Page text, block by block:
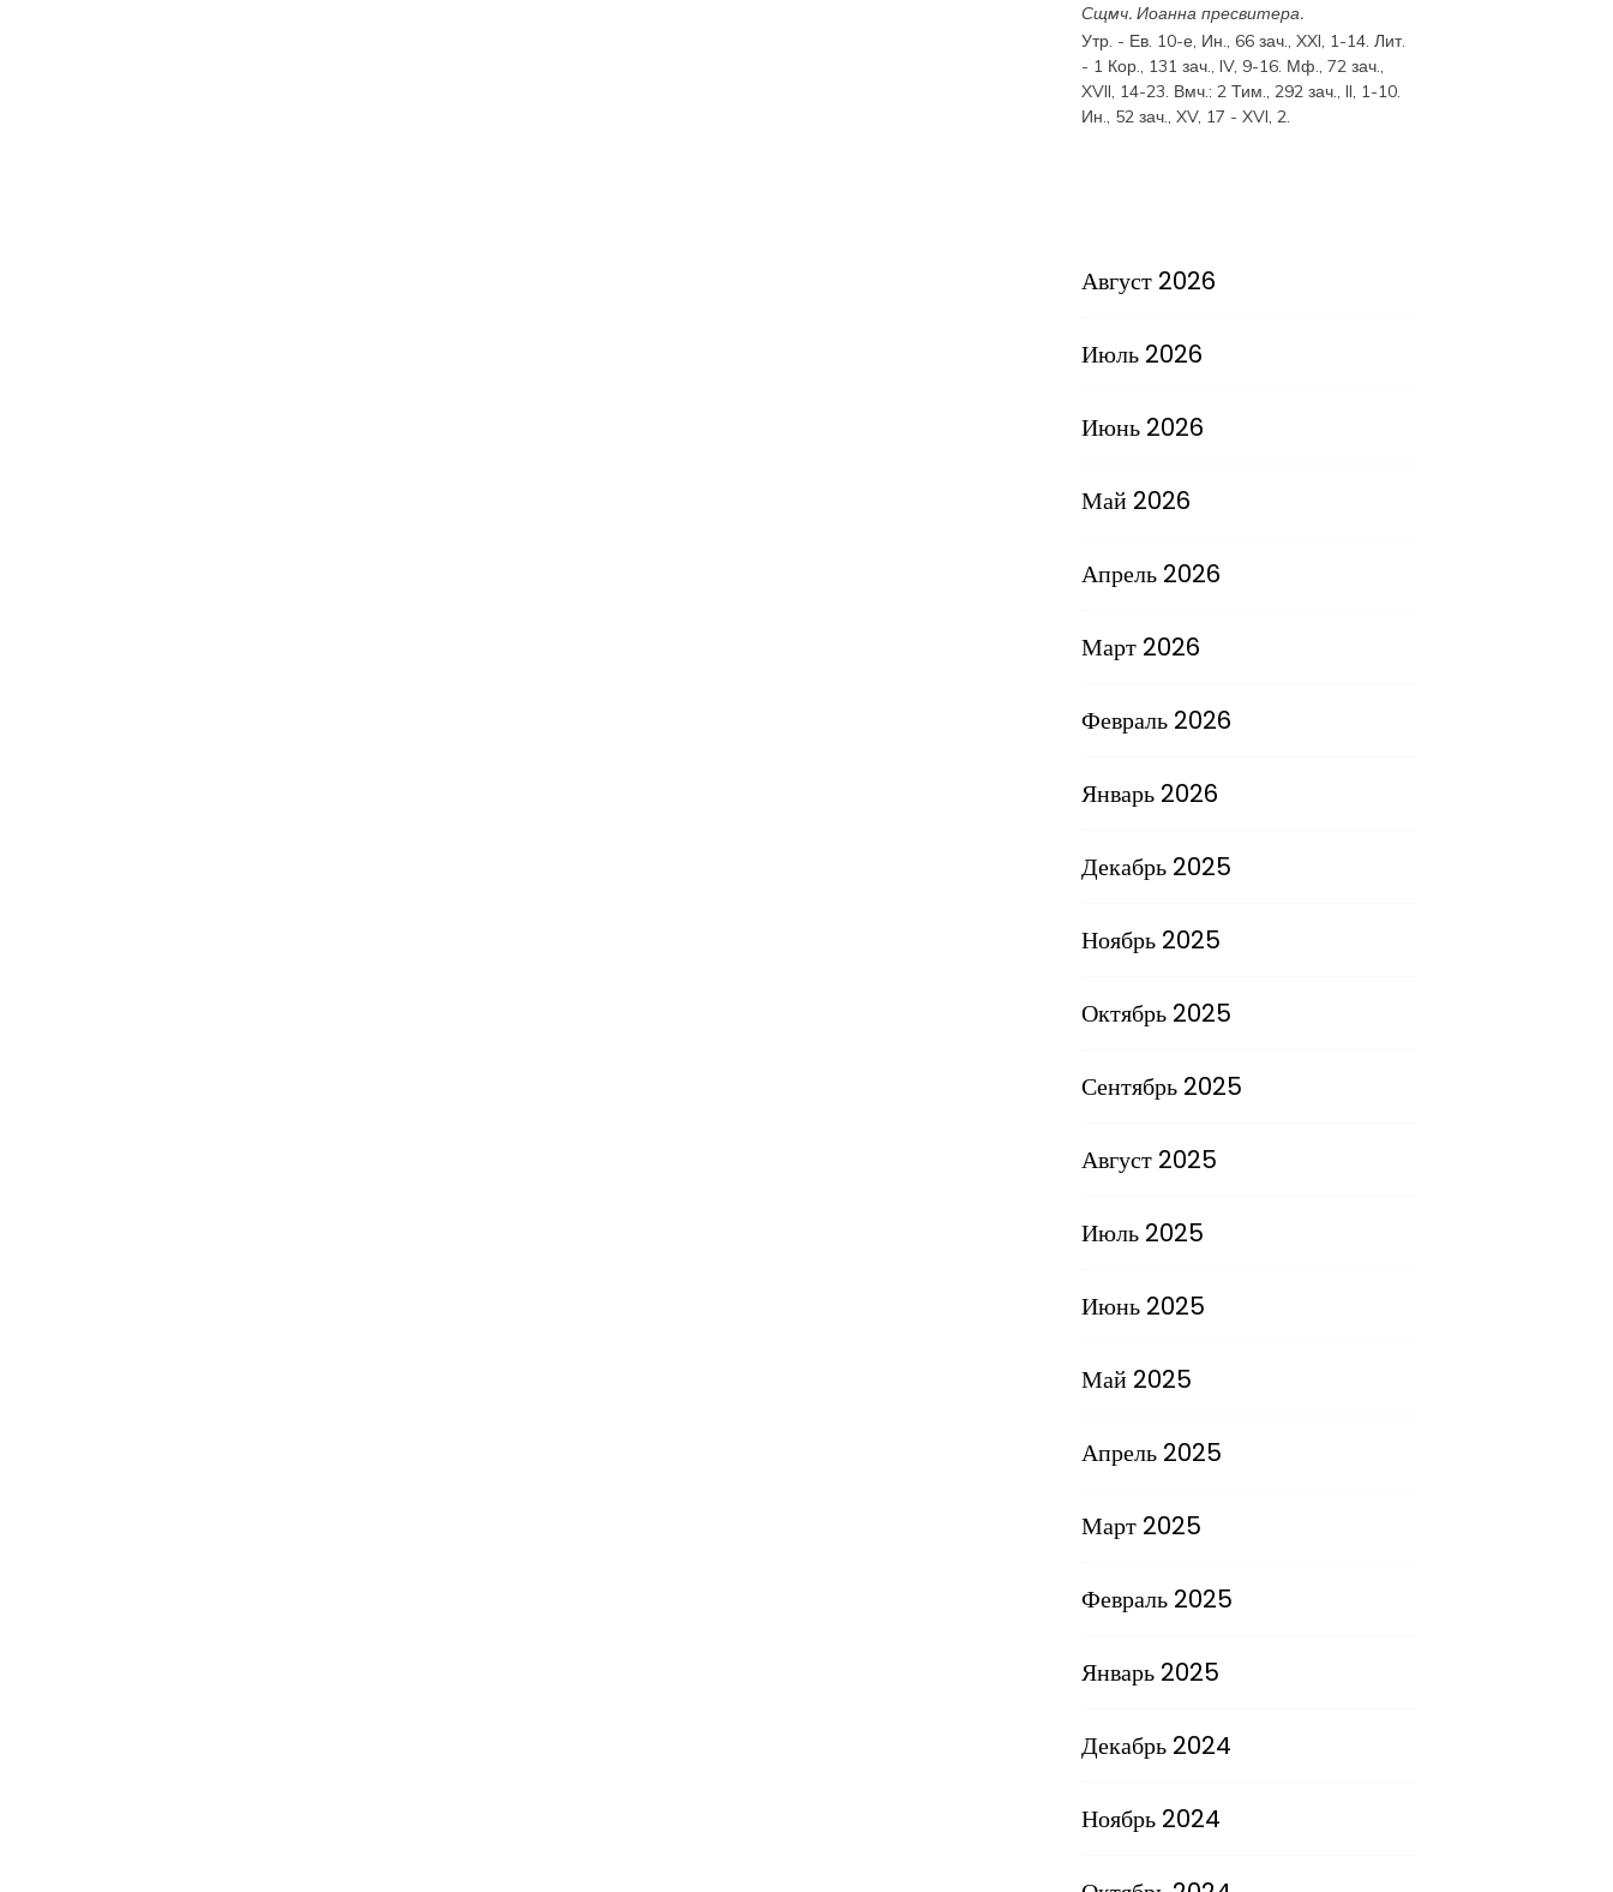
Сщмч.Иоанна пресвитера.
Утр. - Ев. 10-е, Ин., 66 зач., XXI, 1-14. Лит.
- 1 Кор., 131 зач., IV, 9-16. Мф., 72 зач.,
XVII, 14-23. Вмч.:2 Тим., 292 зач., II, 1-10.
Ин., 52 зач., XV, 17 - XVI, 2.
Август 2026
Июль 2026
Июнь 2026
Май 2026
Апрель 2026
Март 2026
Февраль 2026
Январь 2026
Декабрь 2025
Ноябрь 2025
Октябрь 2025
Сентябрь 2025
Август 2025
Июль 2025
Июнь 2025
Май 2025
Апрель 2025
Март 2025
Февраль 2025
Январь 2025
Декабрь 2024
Ноябрь 2024